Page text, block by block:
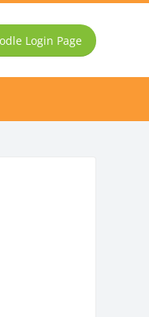
Login Page